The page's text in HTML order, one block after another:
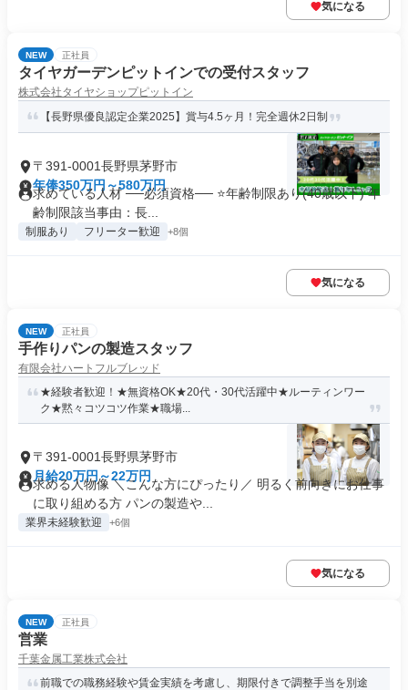
気になる
NEW 正社員
タイヤガーデンピットインでの受付スタッフ
株式会社タイヤショップピットイン
【長野県優良認定企業2025】賞与4.5ヶ月！完全週休2日制
〒391-0001長野県茅野市
年俸350万円～580万円
求めている人材 ──必須資格── ⭐️年齢制限あり(40歳以下) 年
齢制限該当事由：長...
制服あり フリーター歓迎 +8個
気になる
NEW 正社員
手作りパンの製造スタッフ
有限会社ハートフルブレッド
★経験者歓迎！★無資格OK★20代・30代活躍中★ルーティンワー
ク★黙々コツコツ作業★職場...
〒391-0001長野県茅野市
月給20万円～22万円
求める人物像 ＼こんな方にぴったり／ 明るく前向きにお仕事
に取り組める方 パンの製造や...
業界未経験歓迎 +6個
気になる
NEW 正社員
営業
千葉金属工業株式会社
前職での職務経験や賃金実績を考慮し、期限付きで調整手当を別途